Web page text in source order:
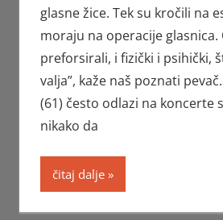
glasne žice. Tek su kročili na
moraju na operacije glasnica.
preforsirali, i fizički i psihički,
valja”, kaže naš poznati
(61) često odlazi na koncerte
nikako da
čitaj dalje